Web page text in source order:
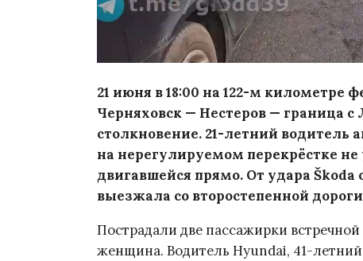
21 июня в 18:00 на 122-м километре
Черняховск — Нестеров — граница
столкновение. 21-летний водитель
на нерегулируемом перекрёстке не
двигавшейся прямо. От удара Škoda
выезжала со второстепенной
Пострадали две пассажирки
женщина. Водитель Hyundai, 41-